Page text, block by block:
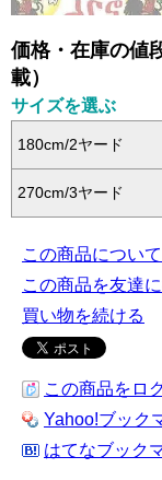
価格・在庫の値
載）
サイズを選ぶ
180cm/2ヤード
270cm/3ヤード
この商品につい
この商品を友達
買い物を続ける
この商品をロ
Yahoo!ブック
はてなブック